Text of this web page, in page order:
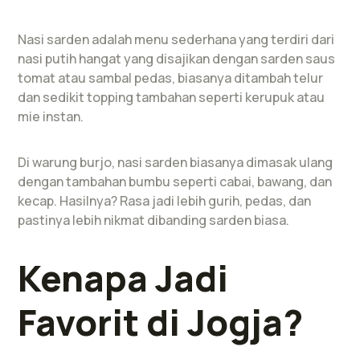
Nasi sarden adalah menu sederhana yang terdiri dari
nasi putih hangat yang disajikan dengan sarden saus
tomat atau sambal pedas, biasanya ditambah telur
dan sedikit topping tambahan seperti kerupuk atau
mie instan.
Di warung burjo, nasi sarden biasanya dimasak ulang
dengan tambahan bumbu seperti cabai, bawang, dan
kecap. Hasilnya? Rasa jadi lebih gurih, pedas, dan
pastinya lebih nikmat dibanding sarden biasa.
Kenapa Jadi
Favorit di Jogja?